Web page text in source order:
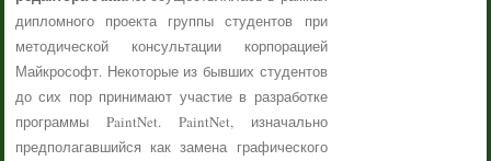
дипломного проекта группы студентов при
методической консультации корпорацией
Майкрософт. Некоторые из бывших студентов
до сих пор принимают участие в разработке
программы PaintNet. PaintNet, изначально
предполагавшийся как замена графического